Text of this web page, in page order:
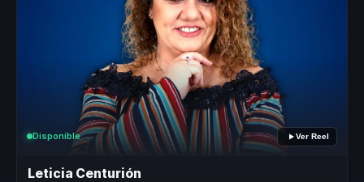
Disponible Ver Reel
Leticia Centurión